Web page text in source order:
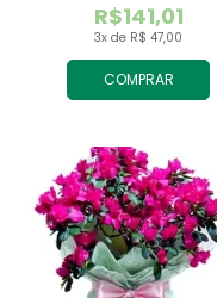
COMPRAR
3x de R$ 47,00
R$141,01